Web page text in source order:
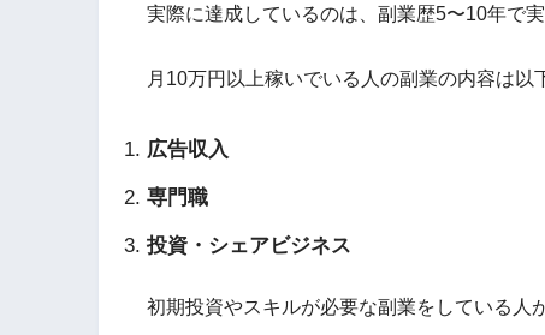
実際に達成しているのは、副業歴5〜10年で
月10万円以上稼いでいる人の副業の内容は以
広告収入
専門職
投資・シェアビジネス
初期投資やスキルが必要な副業をしている人